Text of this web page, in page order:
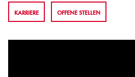
KARRIERE OFFENE STELLEN